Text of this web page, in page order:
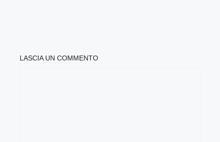
LASCIA UN COMMENTO